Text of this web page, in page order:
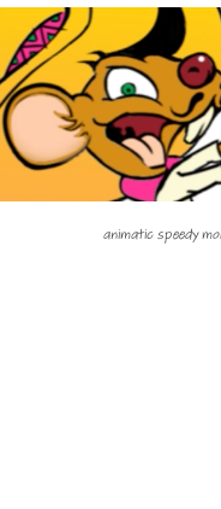
animatic speedy